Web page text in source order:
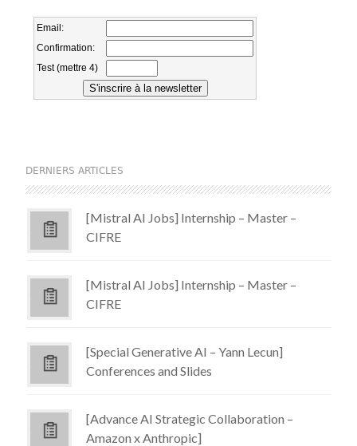
DERNIERS ARTICLES
[Mistral AI Jobs] Internship – Master –
CIFRE
[Mistral AI Jobs] Internship – Master –
CIFRE
[Special Generative AI – Yann Lecun]
Conferences and Slides
[Advance AI Strategic Collaboration –
Amazon x Anthropic]